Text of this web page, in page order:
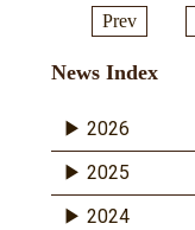
Prev
News Index
2026
2025
2024